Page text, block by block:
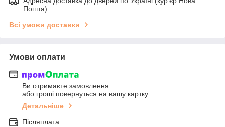
Пошта)
Всі умови доставки
Умови оплати
Ви отримаєте замовлення
або гроші повернуться на вашу картку
Детальніше
Післяплата